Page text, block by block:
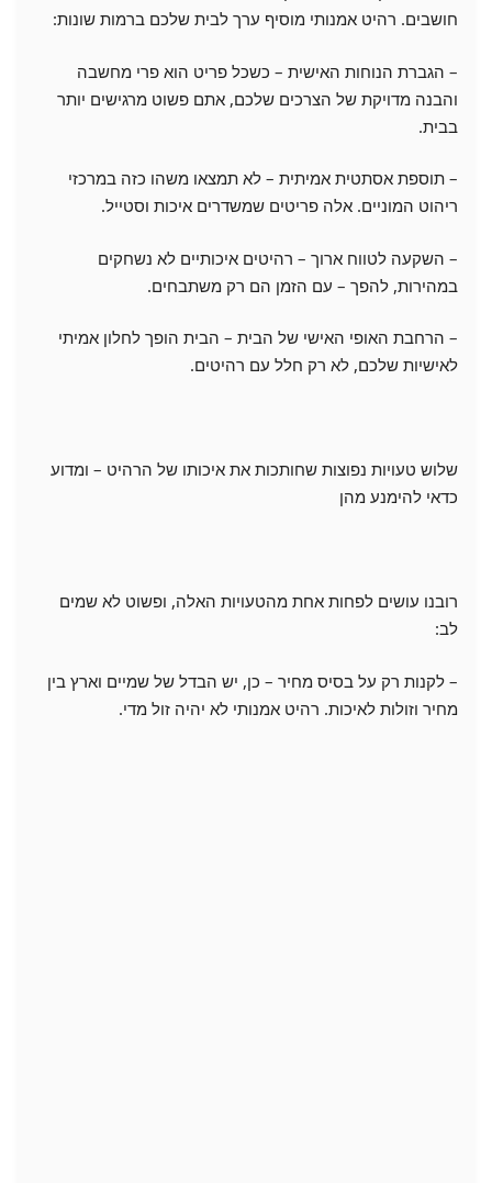
חושבים. רהיט אמנותי מוסיף ערך לבית שלכם ברמות שונות:
– הגברת הנוחות האישית – כשכל פריט הוא פרי מחשבה
והבנה מדויקת של הצרכים שלכם, אתם פשוט מרגישים יותר
בבית.
– תוספת אסתטית אמיתית – לא תמצאו משהו כזה במרכזי
ריהוט המוניים. אלה פריטים שמשדרים איכות וסטייל.
– השקעה לטווח ארוך – רהיטים איכותיים לא נשחקים
במהירות, להפך – עם הזמן הם רק משתבחים.
– הרחבת האופי האישי של הבית – הבית הופך לחלון אמיתי
לאישיות שלכם, לא רק חלל עם רהיטים.
שלוש טעויות נפוצות שחותכות את איכותו של הרהיט – ומדוע
כדאי להימנע מהן
רובנו עושים לפחות אחת מהטעויות האלה, ופשוט לא שמים
לב:
– לקנות רק על בסיס מחיר – כן, יש הבדל של שמיים וארץ בין
מחיר וזולות לאיכות. רהיט אמנותי לא יהיה זול מדי.